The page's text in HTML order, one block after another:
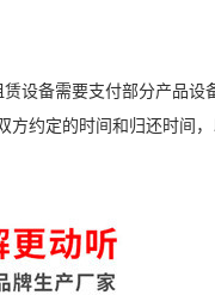
设备需要支付部分产品设
约定的时间和归还时间，